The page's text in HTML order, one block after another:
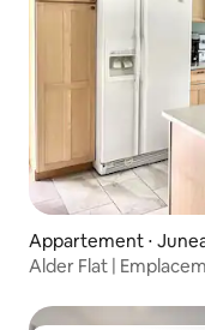
Appartement ⋅
Alder Flat |